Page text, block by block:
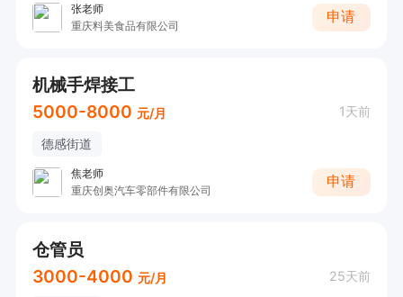
张老师
重庆料美食品有限公司
申请
机械手焊接工
5000-8000 元/月 1天前
德感街道
焦老师
重庆创奥汽车零部件有限公司
申请
仓管员
3000-4000 元/月 25天前